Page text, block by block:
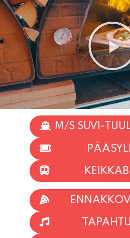
M/S SUVI-